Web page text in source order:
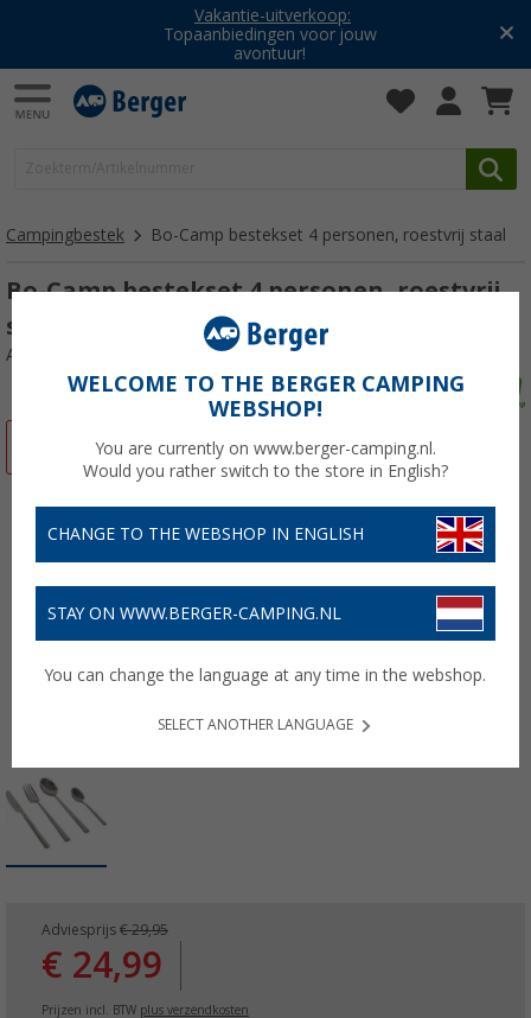
Vakantie-uitverkoop:
Topaanbiedingen voor jouw
avontuur!
Campingbestek Bo-Camp bestekset 4 personen, roestvrij staal
Bo-Camp bestekset 4 personen, roestvrij
staal
Artikelnr: 673059
Adviesprijs € 29,95
€ 24,99
Prijzen incl. BTW plus verzendkosten
WELCOME TO THE BERGER CAMPING
WEBSHOP!
You are currently on www.berger-camping.nl.
Would you rather switch to the store in English?
CHANGE TO THE WEBSHOP IN ENGLISH
STAY ON WWW.BERGER-CAMPING.NL
You can change the language at any time in the webshop.
SELECT ANOTHER LANGUAGE